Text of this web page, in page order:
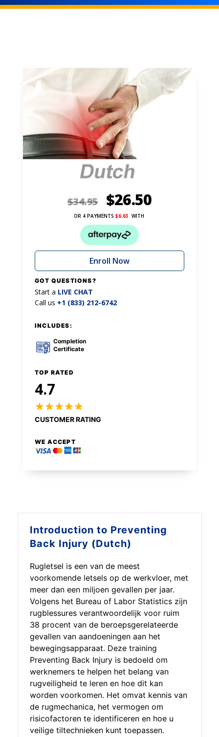
Introduction to Preventing
Back Injury (Dutch)
Rugletsel is een van de meest
voorkomende letsels op de werkvloer, met
meer dan een miljoen gevallen per jaar.
Volgens het Bureau of Labor Statistics zijn
rugblessures verantwoordelijk voor ruim
38 procent van de beroepsgerelateerde
gevallen van aandoeningen aan het
bewegingsapparaat. Deze training
Preventing Back Injury is bedoeld om
werknemers te helpen het belang van
rugveiligheid te leren en hoe dit kan
worden voorkomen. Het omvat kennis van
de rugmechanica, het vermogen om
risicofactoren te identificeren en hoe u
veilige tiltechnieken kunt toepassen.
$34.95 $26.50
OR 4 PAYMENTS $6.63 WITH
Enroll Now
GOT QUESTIONS?
Start a LIVE CHAT
Call us +1 (833) 212-6742
INCLUDES:
Completion
Certificate
TOP RATED
4.7
CUSTOMER RATING
WE ACCEPT